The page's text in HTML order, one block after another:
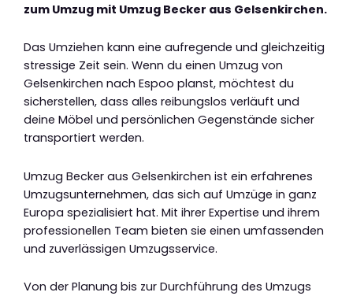
zum Umzug mit Umzug Becker aus Gelsenkirchen.
Das Umziehen kann eine aufregende und gleichzeitig
stressige Zeit sein. Wenn du einen Umzug von
Gelsenkirchen nach Espoo planst, möchtest du
sicherstellen, dass alles reibungslos verläuft und
deine Möbel und persönlichen Gegenstände sicher
transportiert werden.
Umzug Becker aus Gelsenkirchen ist ein erfahrenes
Umzugsunternehmen, das sich auf Umzüge in ganz
Europa spezialisiert hat. Mit ihrer Expertise und ihrem
professionellen Team bieten sie einen umfassenden
und zuverlässigen Umzugsservice.
Von der Planung bis zur Durchführung des Umzugs